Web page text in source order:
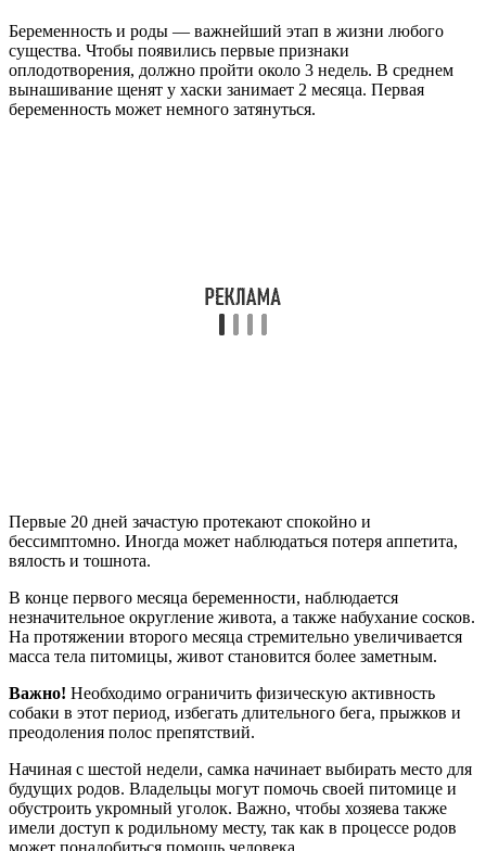
Беременность и роды — важнейший этап в жизни любого
существа. Чтобы появились первые признаки
оплодотворения, должно пройти около 3 недель. В среднем
вынашивание щенят у хаски занимает 2 месяца. Первая
беременность может немного затянуться.
Первые 20 дней зачастую протекают спокойно и
бессимптомно. Иногда может наблюдаться потеря аппетита,
вялость и тошнота.
В конце первого месяца беременности, наблюдается
незначительное округление живота, а также набухание сосков.
На протяжении второго месяца стремительно увеличивается
масса тела питомицы, живот становится более заметным.
Важно! Необходимо ограничить физическую активность
собаки в этот период, избегать длительного бега, прыжков и
преодоления полос препятствий.
Начиная с шестой недели, самка начинает выбирать место для
будущих родов. Владельцы могут помочь своей питомице и
обустроить укромный уголок. Важно, чтобы хозяева также
имели доступ к родильному месту, так как в процессе родов
может понадобиться помощь человека.